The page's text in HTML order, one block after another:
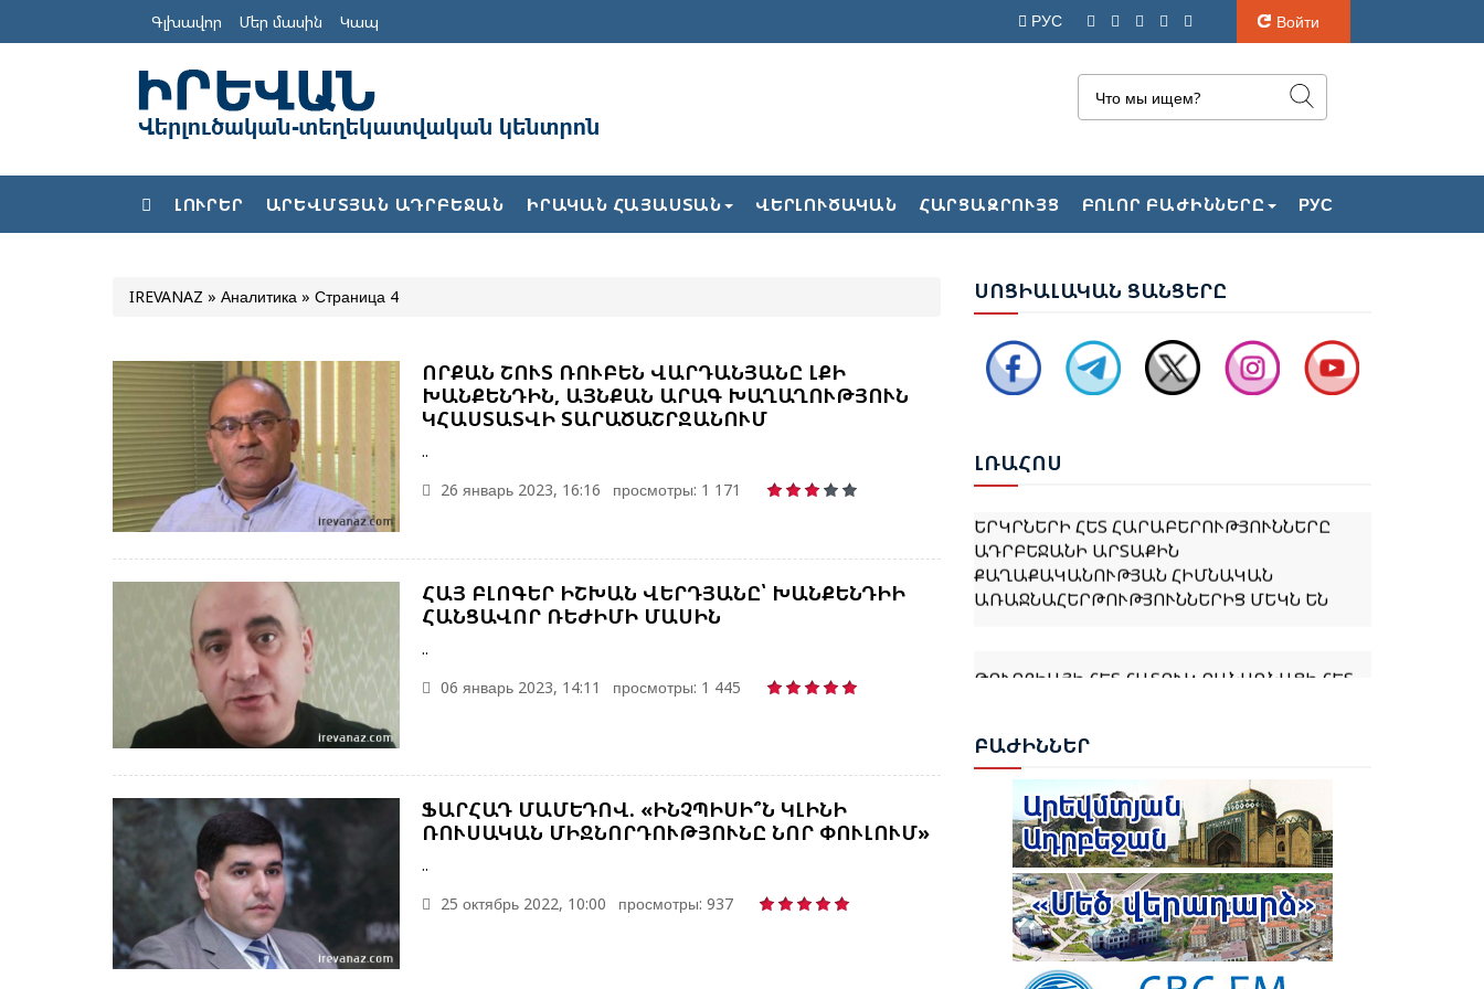
Գլխավոր Մեր մասին Կապ РУС Войти
ԼՈՒՐԵՐ ԱՐԵՎՄՏՅԱՆ ԱԴՐԲԵՋԱՆ ԻՐԱԿԱՆ ՀԱՅԱՍՏԱՆ ՎԵՐԼՈՒԾԱԿԱՆ ՀԱՐՑԱԶՐՈՒՅՑ ԲՈԼՈՐ ԲԱԺԻՆՆԵՐԸ РУС
IREVANAZ » Аналитика » Страница 4
ՈՐՔԱՆ ՇՈՒՏ ՌՈՒԲԵՆ ՎԱՐԴԱՆՅԱՆԸ ԼՔԻ
ԽԱՆՔԵՆԴԻՆ, ԱՅՆՔԱՆ ԱՐԱԳ ԽԱՂԱՂՈՒԹՅՈՒՆ
ԿՀԱՍՏԱՏՎԻ ՏԱՐԱԾԱՇՐՋԱՆՈՒՄ
..
26 январь 2023, 16:16
просмотры: 1 171
ՀԱՅ ԲԼՈԳԵՐ ԻՇԽԱՆ ՎԵՐԴՅԱՆԸ՝ ԽԱՆՔԵՆԴԻԻ
ՀԱՆՑԱՎՈՐ ՌԵԺԻՄԻ ՄԱՍԻՆ
..
06 январь 2023, 14:11
просмотры: 1 445
ՖԱՐՀԱԴ ՄԱՄԵԴՈՎ. «ԻՆՉՊԻՍԻ՞Ն ԿԼԻՆԻ
ՌՈՒՍԱԿԱՆ ՄԻՋՆՈՐԴՈՒԹՅՈՒՆԸ ՆՈՐ ՓՈՒԼՈՒՄ»
..
25 октябрь 2022, 10:00
просмотры: 937
ՍՈՑԻԱԼԱԿԱՆ ՑԱՆՑԵՐԸ
ԼՌԱՀՈՍ
ՍՏՈՐԱԳՐԵՑ ՆԻԿՈԼ ՓԱՇԻՆՅԱՆԻՆ
ՎԱՐՉԱՊԵՏ ՆՇԱՆԱԿԵԼՈՒ ՄԱՍԻՆ
ՀՐԱՄԱՆԱԳԻՐԸ
ԻԼՀԱՄ ԱԼԻԵՎ. ԿԵՆՏՐՈՆԱԿԱՆ ԱՍԻԱՅԻ
ԱԴՐԲԵՋԱՆԻ ԱՐՏԱՔԻՆ
ՔԱՂԱՔԱԿԱՆՈՒԹՅԱՆ ՀԻՄՆԱԿԱՆ
ԱՌԱՋՆԱՀԵՐԹՈՒԹՅՈՒՆՆԵՐԻՑ ՄԵԿՆ ԵՆ
ԿԱՊՎԱԾ ՈՐՈՇՈՒՄ ԴԵՌ ՉԿԱ․ ՓԱՇԻՆՅԱՆ
ՋԱՆԵՍ ՆԱԶԱՐՅԱՆԸ ՈՍԿԵ ՄԵԴԱԼ ՆՎԱՃԵՑ
ԲԱՔՎՈՒՄ
ԹՈՒՐՔԻԱՆ ԵՐԲԵՔ ՉԻ ԹՈՂՆԻ ԻՐ
ԿԻՊՐԱԹՈՒՐՔ ԵՂԲԱՅՐՆԵՐԻՆ ԵՎ
ՔՈՒՅՐԵՐԻՆ ՄԵՆԱԿ․ ԷՐԴՈՂԱՆ
ԲԱԺԻՆՆԵՐ